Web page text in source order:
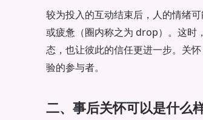
较为投入的互动结束后，人的情绪
或疲惫（圈内称之为 drop）。这时
态，也让彼此的信任更进一步。关
验的参与者。
二、事后关怀可以是什么